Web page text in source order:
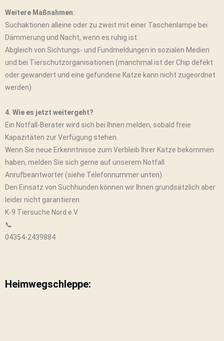
Weitere Maßnahmen:
Suchaktionen alleine oder zu zweit mit einer Taschenlampe bei
Dämmerung und Nacht, wenn es ruhig ist.
Abgleich von Sichtungs- und Fundmeldungen in sozialen Medien
und bei Tierschutzorganisationen (manchmal ist der Chip defekt
oder gewandert und eine gefundene Katze kann nicht zugeordnet
werden)
4. Wie es jetzt weitergeht?
Ein Notfall-Berater wird sich bei Ihnen melden, sobald freie
Kapazitäten zur Verfügung stehen.
Wenn Sie neue Erkenntnisse zum Verbleib Ihrer Katze bekommen
haben, melden Sie sich gerne auf unserem Notfall
Anrufbeantworter (siehe Telefonnummer unten).
Den Einsatz von Suchhunden können wir Ihnen grundsätzlich aber
leider nicht garantieren.
K-9 Tiersuche Nord e.V.
📞
04354-2439884
Heimwegschleppe: